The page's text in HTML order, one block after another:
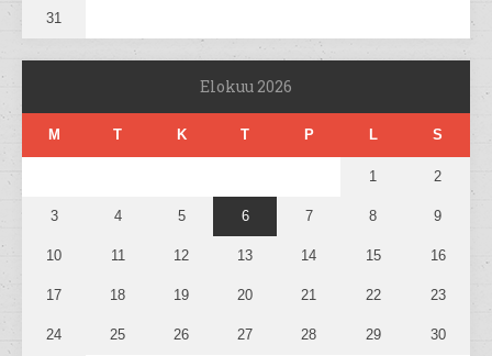
31
Elokuu 2026
M T K T P L S
1 2
3 4 5 6 7 8 9
10 11 12 13 14 15 16
17 18 19 20 21 22 23
24 25 26 27 28 29 30